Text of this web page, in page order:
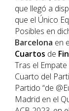
que llegó a
que el Único
Posibles en
Barcelona en
Cuartos de
Tras el
Cuarto del
Partido “de
Madrid en el